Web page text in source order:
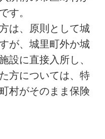
す。
は、原則として城
が、城里町外か城
設に直接入所し、
方については、特
村がそのまま保険